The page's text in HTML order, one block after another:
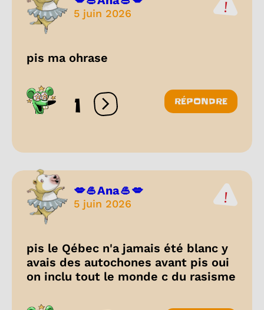
5 juin 2026
pis ma ohrase
1 Ouvrir les réactions
RÉPONDRE
💋🥌Ana🥌💋
5 juin 2026
pis le Qébec n'a jamais été blanc y
avais des autochones avant pis oui
on inclu tout le monde c du rasisme